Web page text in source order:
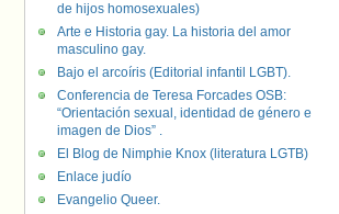
de hijos homosexuales)
Arte e Historia gay. La historia del amor
masculino gay.
Bajo el arcoíris (Editorial infantil LGBT).
Conferencia de Teresa Forcades OSB:
“Orientación sexual, identidad de género e
imagen de Dios” .
El Blog de Nimphie Knox (literatura LGTB)
Enlace judío
Evangelio Queer.